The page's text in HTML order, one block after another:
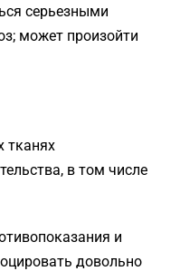
серьезными
может произойти
тканях
в том числе
и
довольно